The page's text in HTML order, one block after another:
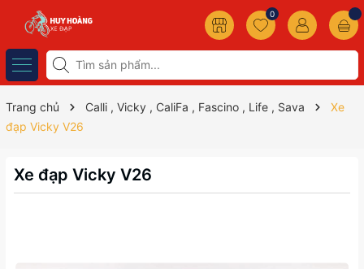
0
Trang chủ Calli , Vicky , CaliFa , Fascino , Life , Sava
Xe
đạp Vicky V26
Xe đạp Vicky V26